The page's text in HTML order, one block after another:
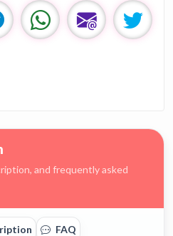
and frequently asked
FAQ